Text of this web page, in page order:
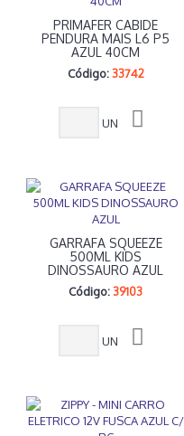
PRIMAFER CABIDE
PENDURA MAIS L6 P5
AZUL 40CM
Código: 33742
UN
GARRAFA SQUEEZE
500ML KIDS
DINOSSAURO AZUL
Código:39103
UN